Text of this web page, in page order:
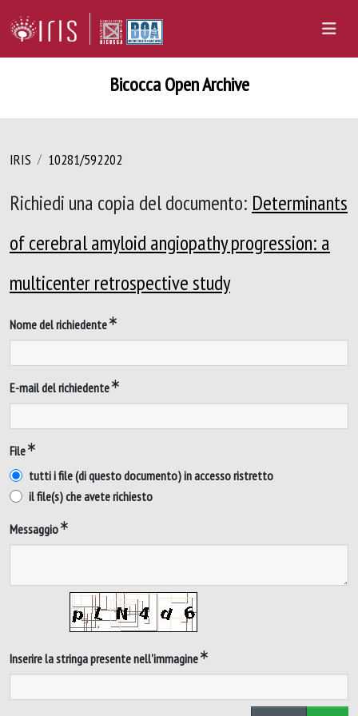
Bicocca Open Archive
IRIS 10281/592202
Richiedi una copia del documento: Determinants
of cerebral amyloid angiopathy progression: a
multicenter retrospective study
Nome del richiedente
E-mail del richiedente
File
tutti i file (di questo documento) in accesso ristretto
il file(s) che avete richiesto
Messaggio
Inserire la stringa presente nell'immagine